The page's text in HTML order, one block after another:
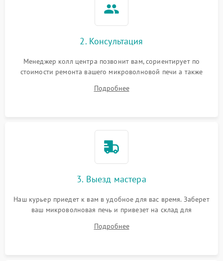
2. Консультация
Менеджер колл центра позвонит вам, сориентирует по
стоимости ремонта вашего микроволновой печи а также
Подробнее
3. Выезд мастера
Наш курьер приедет к вам в удобное для вас время. Заберет
ваш микроволновая печь и привезет на склад для
Подробнее